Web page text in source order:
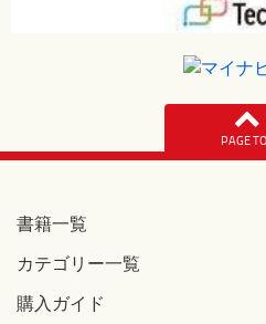
PAGE
書籍一覧
カテゴリー一覧
購入ガイド